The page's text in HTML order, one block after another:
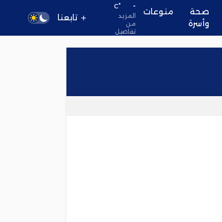
صحة
وأسرة
منوعات
-
°C
المزيد
من
تفاصيل
تابعنا